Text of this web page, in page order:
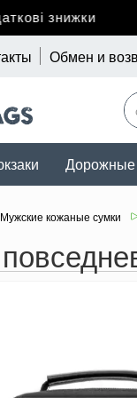
знижки
Обмен и
Дорожные
Мужские кожаные сумки